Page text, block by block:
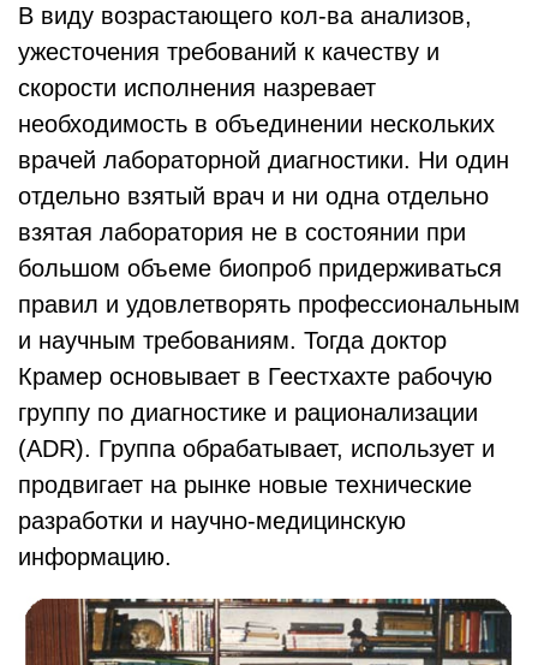
В виду возрастающего кол-ва анализов,
ужесточения требований к качеству и
скорости исполнения назревает
необходимость в объединении нескольких
врачей лабораторной диагностики. Ни один
отдельно взятый врач и ни одна отдельно
взятая лаборатория не в состоянии при
большом объеме биопроб придерживаться
правил и удовлетворять профессиональным
и научным требованиям. Тогда доктор
Крамер основывает в Геестхахте рабочую
группу по диагностике и рационализации
(ADR). Группа обрабатывает, использует и
продвигает на рынке новые технические
разработки и научно-медицинскую
информацию.